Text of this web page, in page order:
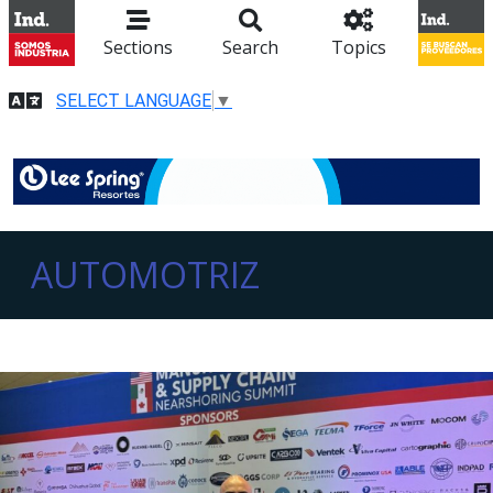
Sections Search Topics
SELECT LANGUAGE ▼
AUTOMOTRIZ